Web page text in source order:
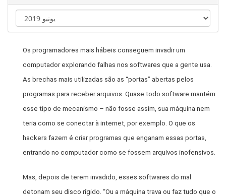
Os programadores mais hábeis conseguem invadir um
computador explorando falhas nos softwares que a gente usa.
As brechas mais utilizadas são as “portas” abertas pelos
programas para receber arquivos. Quase todo software mantém
esse tipo de mecanismo – não fosse assim, sua máquina nem
teria como se conectar à internet, por exemplo. O que os
hackers fazem é criar programas que enganam essas portas,
entrando no computador como se fossem arquivos inofensivos.
Mas, depois de terem invadido, esses softwares do mal
detonam seu disco rígido. “Ou a máquina trava ou faz tudo que o